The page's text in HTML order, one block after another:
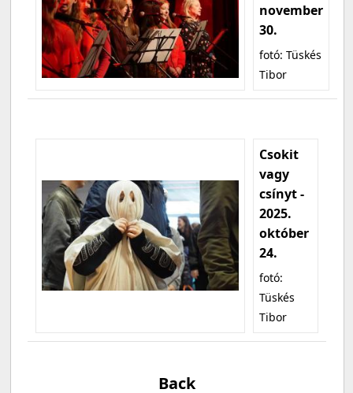
november
30.
fotó: Tüskés
Tibor
Csokit
vagy
csínyt -
2025.
október
24.
fotó:
Tüskés
Tibor
Back